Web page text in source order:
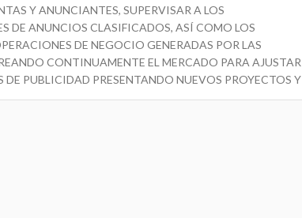
Y ANUNCIANTES, SUPERVISAR A LOS
DE ANUNCIOS CLASIFICADOS, ASÍ COMO LOS
DE NEGOCIO GENERADAS POR LAS
CONTINUAMENTE EL MERCADO PARA AJUSTAR
DE PUBLICIDAD PRESENTANDO NUEVOS PROYECTOS Y
A LOS CLIENTES. TRABAJO 99% CAMPO.